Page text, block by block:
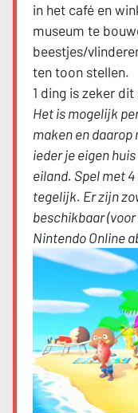
in het café en
museum te
beestjes/
ten toon stellen.
1 ding is zeker
Het is mogelijk
maken en
ieder je eigen
eiland. Spel met
tegelijk. Er zijn
beschikbaar
Nintendo Online